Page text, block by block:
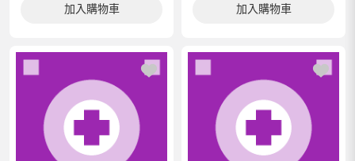
加入購物車 加入購物車